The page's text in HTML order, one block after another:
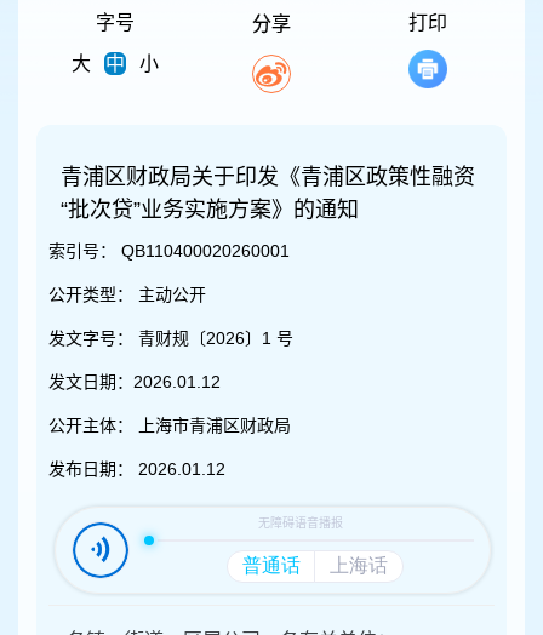
字号
大
中 小
分享 打印
青浦区财政局关于印发《青浦区政策性融资
“批次贷”业务实施方案》的通知
索引号： QB110400020260001
公开类型： 主动公开
发文字号： 青财规〔2026〕1 号
发文日期： 2026.01.12
公开主体： 上海市青浦区财政局
发布日期： 2026.01.12